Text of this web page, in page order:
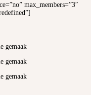
max_members=”3″
gemaak
gemaak
gemaak